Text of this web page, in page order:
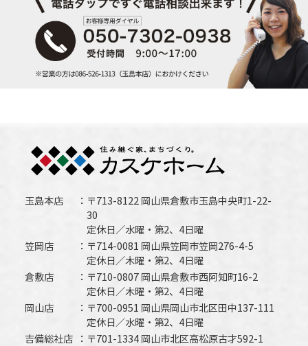
玉島本店
〒713-8122 岡山県倉敷市玉島中央町1-22-
30
定休日／水曜・第2、4日曜
笠岡店
〒714-0081 岡山県笠岡市笠岡276-4-5
定休日／木曜・第2、4日曜
倉敷店
〒710-0807 岡山県倉敷市西阿知町16-2
定休日／木曜・第2、4日曜
岡山店
〒700-0951 岡山県岡山市北区田中137-111
定休日／水曜・第2、4日曜
吉備総社店
〒701-1334 岡山市北区高松原古才592-1